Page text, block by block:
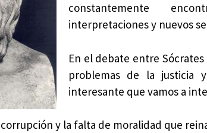
constantemente
interpretaciones y nuevos
En el debate entre
problemas de la justicia
interesante que vamos a
y la falta de moralidad que